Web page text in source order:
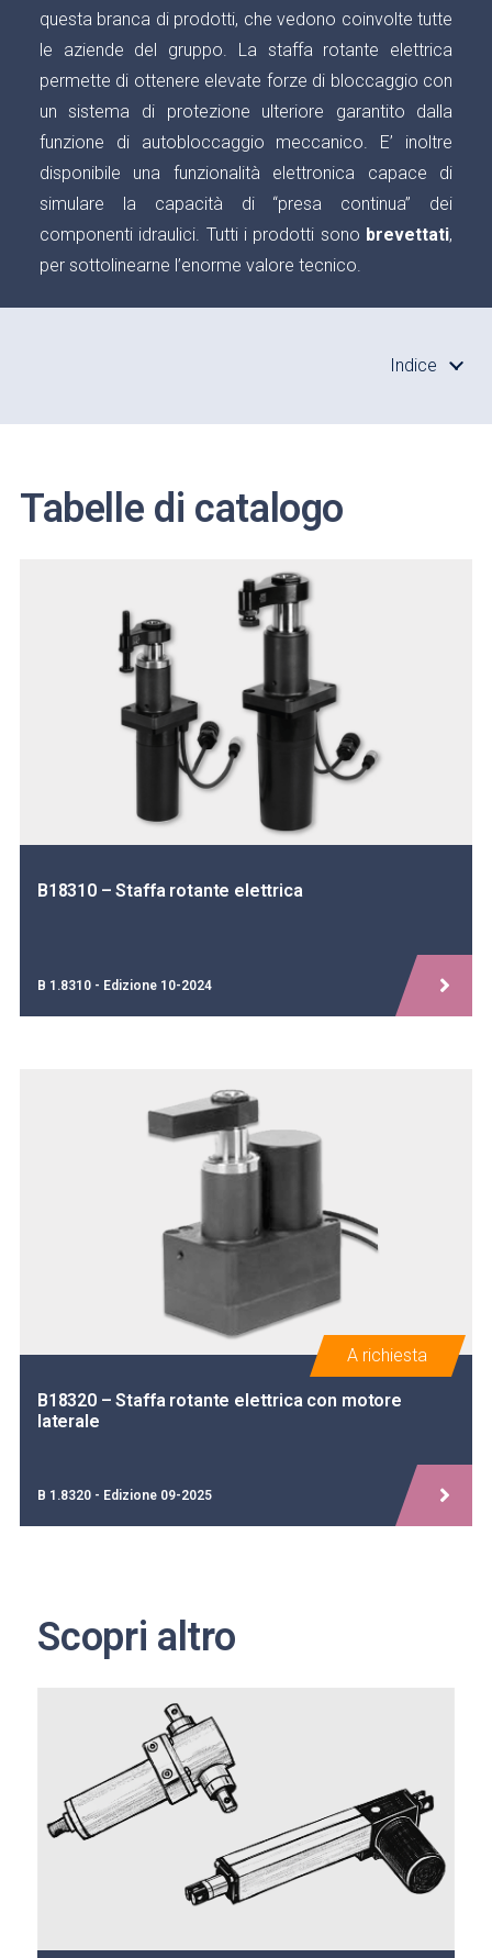
questa branca di prodotti, che vedono coinvolte tutte
le aziende del gruppo. La staffa rotante elettrica
permette di ottenere elevate forze di bloccaggio con
un sistema di protezione ulteriore garantito dalla
funzione di autobloccaggio meccanico. E’ inoltre
disponibile una funzionalità elettronica capace di
simulare la capacità di “presa continua” dei
componenti idraulici. Tutti i prodotti sono brevettati,
per sottolinearne l’enorme valore tecnico.
Indice
Tabelle di catalogo
B18310 – Staffa rotante elettrica
B 1.8310 - Edizione 10-2024
B18320 – Staffa rotante elettrica con motore
laterale
A richiesta
B 1.8320 - Edizione 09-2025
Scopri altro